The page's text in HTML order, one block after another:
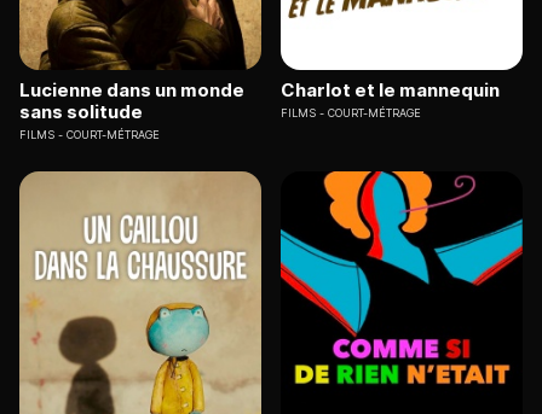
Lucienne dans un monde
sans solitude
FILMS COURT-MÉTRAGE
Charlot et le mannequin
FILMS COURT-MÉTRAGE